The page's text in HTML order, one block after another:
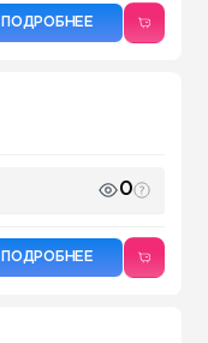
ПОДРОБНЕЕ
0
ПОДРОБНЕЕ